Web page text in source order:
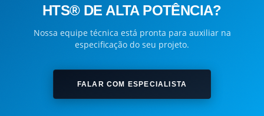
HTS® DE ALTA POTÊNCIA?
Nossa equipe técnica está pronta para auxiliar na
especificação do seu projeto.
FALAR COM ESPECIALISTA